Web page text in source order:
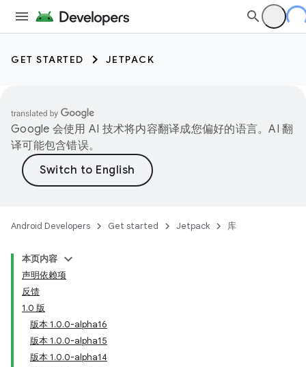
GET STARTED JETPACK
Google 会使用 AI 技术将内容翻译成您偏好的语言。AI 翻
译可能包含错误。
Android Developers Get started Jetpack 库
本页内容
声明依赖项
反馈
1.0 版
版本 1.0.0-alpha16
版本 1.0.0-alpha15
版本 1.0.0-alpha14